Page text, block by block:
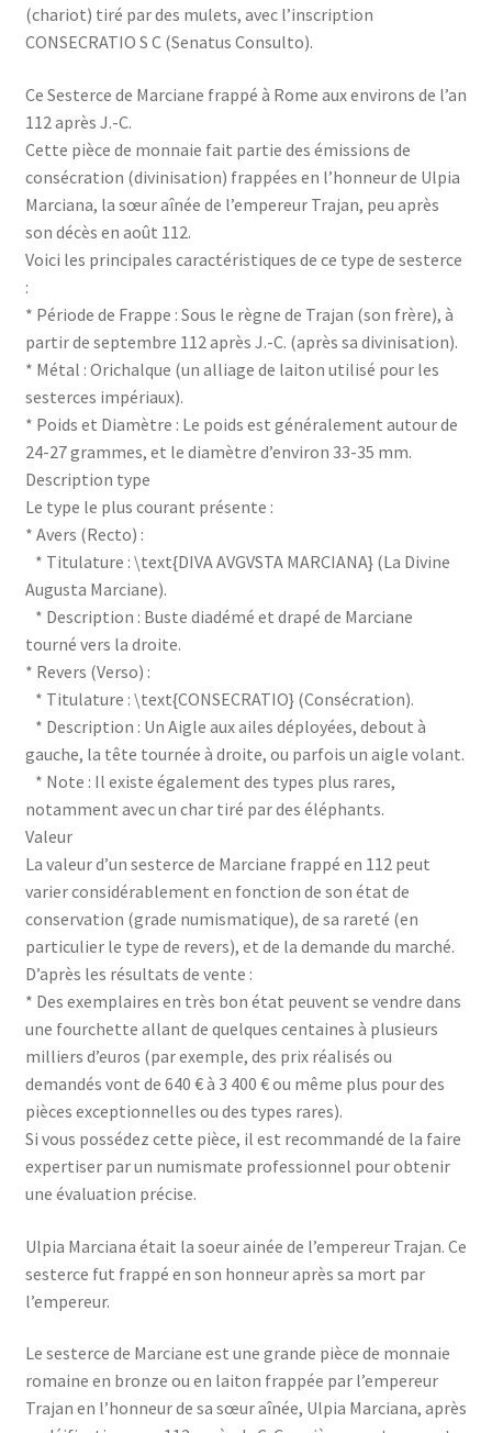
(chariot) tiré par des mulets, avec l’inscription
CONSECRATIO S C (Senatus Consulto).
Ce Sesterce de Marciane frappé à Rome aux environs de l’an
112 après J.-C.
Cette pièce de monnaie fait partie des émissions de
consécration (divinisation) frappées en l’honneur de Ulpia
Marciana, la sœur aînée de l’empereur Trajan, peu après
son décès en août 112.
Voici les principales caractéristiques de ce type de sesterce
:
* Période de Frappe : Sous le règne de Trajan (son frère), à
partir de septembre 112 après J.-C. (après sa divinisation).
* Métal : Orichalque (un alliage de laiton utilisé pour les
sesterces impériaux).
* Poids et Diamètre : Le poids est généralement autour de
24-27 grammes, et le diamètre d’environ 33-35 mm.
Description type
Le type le plus courant présente :
* Avers (Recto) :
* Titulature : \text{DIVA AVGVSTA MARCIANA} (La Divine
Augusta Marciane).
* Description : Buste diadémé et drapé de Marciane
tourné vers la droite.
* Revers (Verso) :
* Titulature : \text{CONSECRATIO} (Consécration).
* Description : Un Aigle aux ailes déployées, debout à
gauche, la tête tournée à droite, ou parfois un aigle volant.
* Note : Il existe également des types plus rares,
notamment avec un char tiré par des éléphants.
Valeur
La valeur d’un sesterce de Marciane frappé en 112 peut
varier considérablement en fonction de son état de
conservation (grade numismatique), de sa rareté (en
particulier le type de revers), et de la demande du marché.
D’après les résultats de vente :
* Des exemplaires en très bon état peuvent se vendre dans
une fourchette allant de quelques centaines à plusieurs
milliers d’euros (par exemple, des prix réalisés ou
demandés vont de 640 € à 3 400 € ou même plus pour des
pièces exceptionnelles ou des types rares).
Si vous possédez cette pièce, il est recommandé de la faire
expertiser par un numismate professionnel pour obtenir
une évaluation précise.
Ulpia Marciana était la soeur ainée de l’empereur Trajan. Ce
sesterce fut frappé en son honneur après sa mort par
l’empereur.
Le sesterce de Marciane est une grande pièce de monnaie
romaine en bronze ou en laiton frappée par l’empereur
Trajan en l’honneur de sa sœur aînée, Ulpia Marciana, après